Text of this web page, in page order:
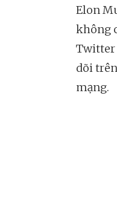
Elon
không
Twitter
dõi
mạng.